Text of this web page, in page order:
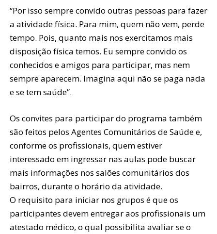
“Por isso sempre convido outras pessoas para fazer
a atividade física. Para mim, quem não vem, perde
tempo. Pois, quanto mais nos exercitamos mais
disposição física temos. Eu sempre convido os
conhecidos e amigos para participar, mas nem
sempre aparecem. Imagina aqui não se paga nada
e se tem saúde”.
Os convites para participar do programa também
são feitos pelos Agentes Comunitários de Saúde e,
conforme os profissionais, quem estiver
interessado em ingressar nas aulas pode buscar
mais informações nos salões comunitários dos
bairros, durante o horário da atividade.
O requisito para iniciar nos grupos é que os
participantes devem entregar aos profissionais um
atestado médico, o qual possibilita avaliar se o